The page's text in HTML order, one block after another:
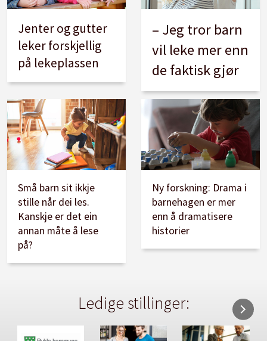
Jenter og gutter
leker forskjellig
på lekeplassen
– Jeg tror barn
vil leke mer enn
de faktisk gjør
Små barn sit ikkje
stille når dei les.
Kanskje er det ein
annan måte å lese
på?
Ny forskning: Drama i
barnehagen er mer
enn å dramatisere
historier
Ledige stillinger: